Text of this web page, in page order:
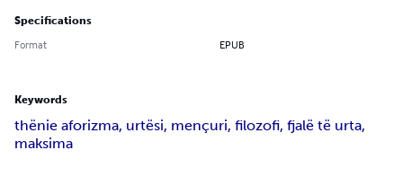
Specifications
Format EPUB
Keywords
thënie aforizma, urtësi, mençuri, filozofi, fjalë të urta,
maksima